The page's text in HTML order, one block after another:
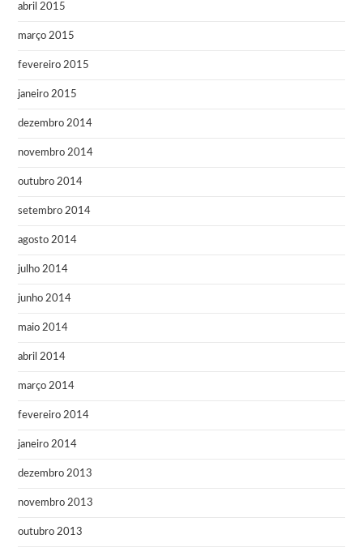
abril 2015
março 2015
fevereiro 2015
janeiro 2015
dezembro 2014
novembro 2014
outubro 2014
setembro 2014
agosto 2014
julho 2014
junho 2014
maio 2014
abril 2014
março 2014
fevereiro 2014
janeiro 2014
dezembro 2013
novembro 2013
outubro 2013